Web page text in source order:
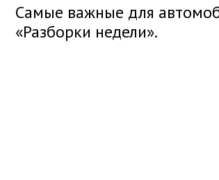
Самые важные для
«Разборки недели».